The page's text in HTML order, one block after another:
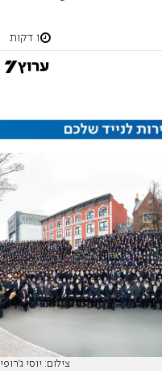
1 דקות
צילום: יוסי ג'רופי